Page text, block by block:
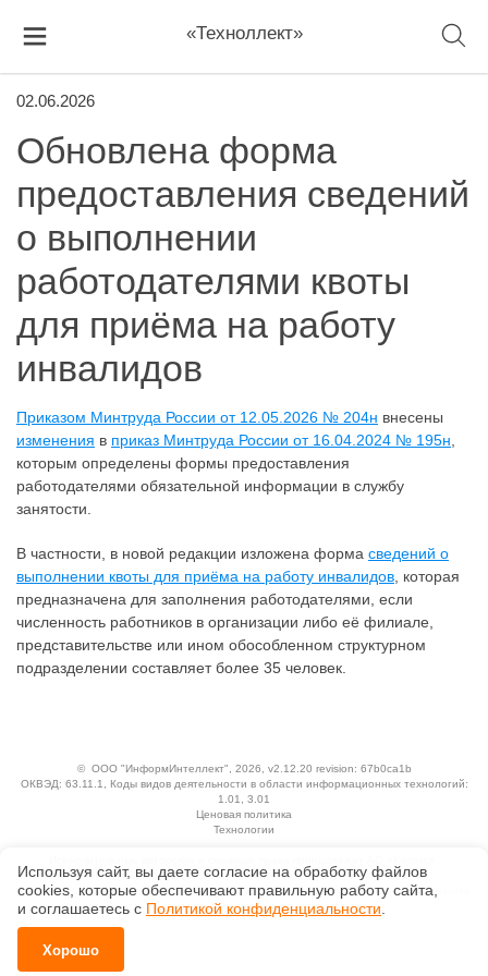
«Техноллект»
02.06.2026
Обновлена форма
предоставления сведений
о выполнении
работодателями квоты
для приёма на работу
инвалидов
Приказом Минтруда России от 12.05.2026 № 204н внесены
изменения в приказ Минтруда России от 16.04.2024 № 195н
которым определены формы предоставления
работодателями обязательной информации в службу
занятости.
В частности, в новой редакции изложена форма сведений о
выполнении квоты для приёма на работу инвалидов , которая
предназначена для заполнения работодателями, если
численность работников в организации либо её филиале,
представительстве или ином обособленном структурном
подразделении составляет более 35 человек.
© ООО "ИнформИнтеллект" , 2026, v2.12.20 revision: 67b0ca1b
ОКВЭД: 63.11.1, Коды видов деятельности в области информационных технологий:
1.01, 3.01
Ценовая политика
Технологии
Положение по обработке и защите персональных данных
Справка о регистрации продуктов АО «Кодекс» в Реестре российского программного
обеспечения
Используя сайт, вы даете согласие на обработку файлов
сооkiеs, которые обеспечивают правильную работу сайта,
и соглашаетесь с Политикой конфиденциальности
Хорошо